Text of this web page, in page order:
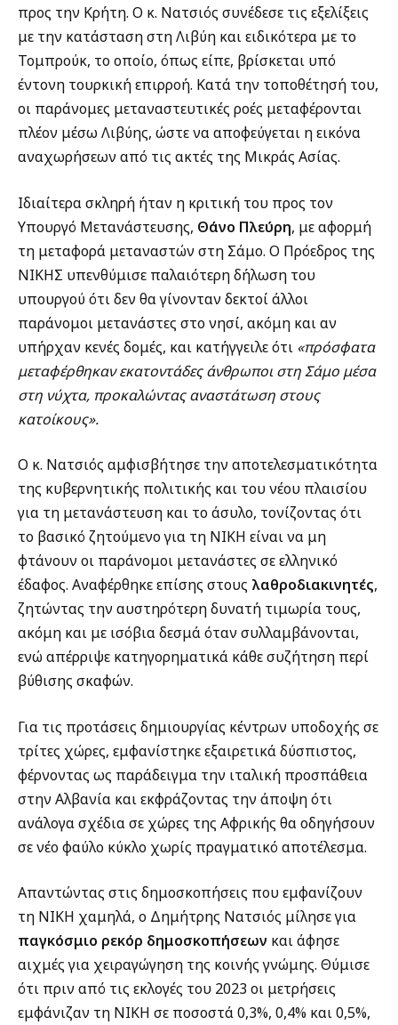
προς την Κρήτη. Ο κ. Νατσιός συνέδεσε τις εξελίξεις
με την κατάσταση στη Λιβύη και ειδικότερα με το
Τομπρούκ, το οποίο, όπως είπε, βρίσκεται υπό
έντονη τουρκική επιρροή. Κατά την τοποθέτησή του,
οι παράνομες μεταναστευτικές ροές μεταφέρονται
πλέον μέσω Λιβύης, ώστε να αποφεύγεται η εικόνα
αναχωρήσεων από τις ακτές της Μικράς Ασίας.
Ιδιαίτερα σκληρή ήταν η κριτική του προς τον
Υπουργό Μετανάστευσης, Θάνο Πλεύρη, με αφορμή
τη μεταφορά μεταναστών στη Σάμο. Ο Πρόεδρος της
ΝΙΚΗΣ υπενθύμισε παλαιότερη δήλωση του
υπουργού ότι δεν θα γίνονταν δεκτοί άλλοι
παράνομοι μετανάστες στο νησί, ακόμη και αν
υπήρχαν κενές δομές, και κατήγγειλε ότι «πρόσφατα
μεταφέρθηκαν εκατοντάδες άνθρωποι στη Σάμο μέσα
στη νύχτα, προκαλώντας αναστάτωση στους
κατοίκους».
Ο κ. Νατσιός αμφισβήτησε την αποτελεσματικότητα
της κυβερνητικής πολιτικής και του νέου πλαισίου
για τη μετανάστευση και το άσυλο, τονίζοντας ότι
το βασικό ζητούμενο για τη ΝΙΚΗ είναι να μη
φτάνουν οι παράνομοι μετανάστες σε ελληνικό
έδαφος. Αναφέρθηκε επίσης στους λαθροδιακινητές,
ζητώντας την αυστηρότερη δυνατή τιμωρία τους,
ακόμη και με ισόβια δεσμά όταν συλλαμβάνονται,
ενώ απέρριψε κατηγορηματικά κάθε συζήτηση περί
βύθισης σκαφών.
Για τις προτάσεις δημιουργίας κέντρων υποδοχής σε
τρίτες χώρες, εμφανίστηκε εξαιρετικά δύσπιστος,
φέρνοντας ως παράδειγμα την ιταλική προσπάθεια
στην Αλβανία και εκφράζοντας την άποψη ότι
ανάλογα σχέδια σε χώρες της Αφρικής θα οδηγήσουν
σε νέο φαύλο κύκλο χωρίς πραγματικό αποτέλεσμα.
Απαντώντας στις δημοσκοπήσεις που εμφανίζουν
τη ΝΙΚΗ χαμηλά, ο Δημήτρης Νατσιός μίλησε για
παγκόσμιο ρεκόρ δημοσκοπήσεων και άφησε
αιχμές για χειραγώγηση της κοινής γνώμης. Θύμισε
ότι πριν από τις εκλογές του 2023 οι μετρήσεις
εμφάνιζαν τη ΝΙΚΗ σε ποσοστά 0,3%, 0,4% και 0,5%,